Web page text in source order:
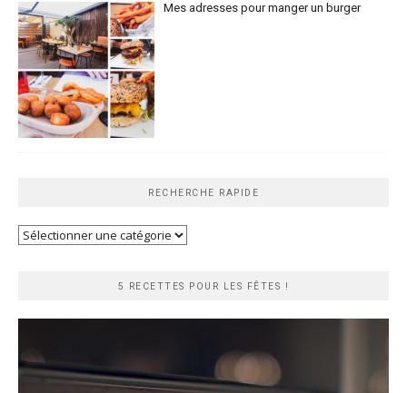
Mes adresses pour manger un burger
RECHERCHE RAPIDE
Recherche
5 RECETTES POUR LES FÊTES !